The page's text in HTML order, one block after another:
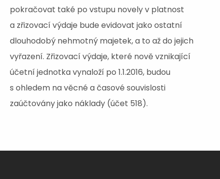
pokračovat také po vstupu novely v platnost
a zřizovací výdaje bude evidovat jako ostatní
dlouhodobý nehmotný majetek, a to až do jejich
vyřazení. Zřizovací výdaje, které nově vznikající
účetní jednotka vynaloží po 1.1.2016, budou
s ohledem na věcné a časové souvislosti
zaúčtovány jako náklady (účet 518).